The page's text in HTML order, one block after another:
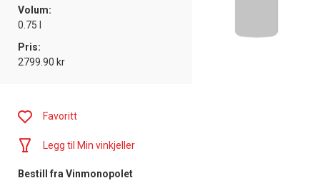
Volum:
0.75 l
Pris:
2799.90 kr
Favoritt
Legg til Min vinkjeller
Bestill fra Vinmonopolet